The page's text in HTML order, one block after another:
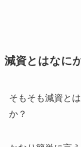
減資とはなに
そもそも減資と
か？